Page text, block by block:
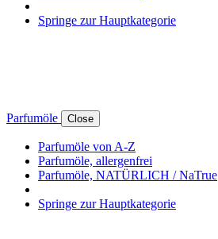
Springe zur Hauptkategorie
Parfumöle Close
Parfumöle von A-Z
Parfumöle, allergenfrei
Parfumöle, NATÜRLICH / NaTrue
Springe zur Hauptkategorie